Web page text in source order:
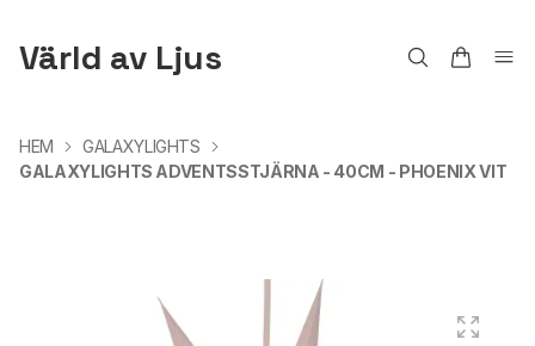
Värld av Ljus
HEM
GALAXYLIGHTS
GALAXYLIGHTS ADVENTSSTJÄRNA - 40CM - PHOENIX VIT